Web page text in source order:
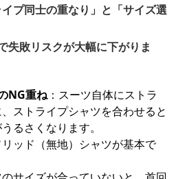
プ同士の重なり」と「サイズ選
失敗リスクが大幅に下がりま
NG重ね：スーツ自体にストラ
ストライプシャツを合わせると
るさくなります。
ッド（無地）シャツが基本で